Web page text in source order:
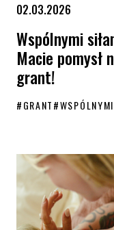
02.03.2026
Wspólnymi
Macie pomysł
grant!
#GRANT#